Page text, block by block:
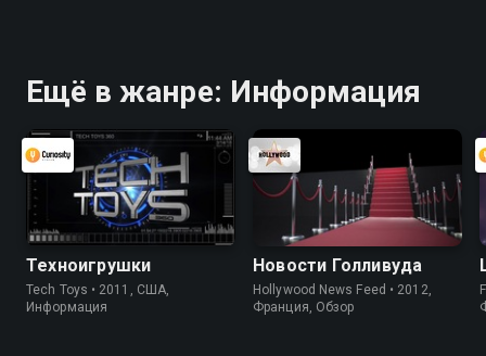
Ещё в жанре: Информация
Техноигрушки
Tech Toys • 2011, США,
Информация
Новости Голливуда
Hollywood News Feed • 2012,
Франция, Обзор